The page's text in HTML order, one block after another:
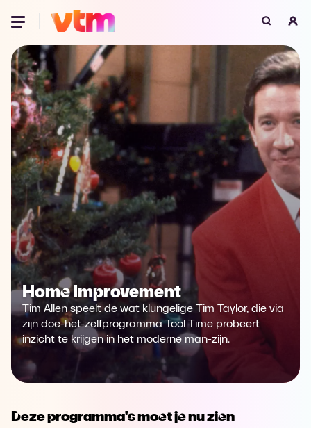
Voor je onze programma's gaat ontdekken,
best je browser updaten of hieronder één
van de ondersteunde browsers
downloaden.
Google Chrome Download
Firefox Download
Safari Download
Microsoft Edge
Opera
Home Improvement
Tim Allen speelt de wat klungelige Tim Taylor, die via
zijn doe-het-zelfprogramma Tool Time probeert
inzicht te krijgen in het moderne man-zijn.
Deze programma's moet je nu zien